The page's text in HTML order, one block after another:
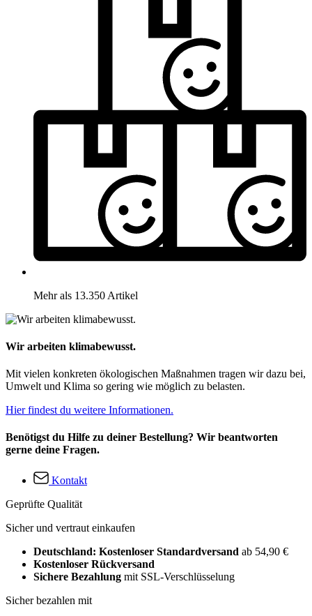
Mehr als 13.350 Artikel
Wir arbeiten klimabewusst.
Mit vielen konkreten ökologischen Maßnahmen tragen wir dazu bei,
Umwelt und Klima so gering wie möglich zu belasten.
Hier findest du weitere Informationen.
Benötigst du Hilfe zu deiner Bestellung? Wir beantworten
gerne deine Fragen.
Kontakt
Geprüfte Qualität
Sicher und vertraut einkaufen
Deutschland: Kostenloser Standardversand ab 54,90 €
Kostenloser Rückversand
Sichere Bezahlung mit SSL-Verschlüsselung
Sicher bezahlen mit